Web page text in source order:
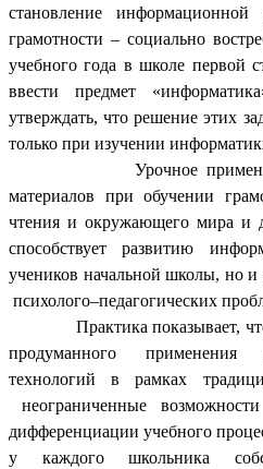
становление
грамотности – социально
учебного года в школе первой
ввести предмет
утверждать, что решение этих
только при изучении
Урочное применение
материалов при обучении
чтения и окружающего мира и
способствует развитию
учеников начальной школы, но и
психолого–педагогических
Практика показывает, что
продуманного
технологий в рамках
неограниченные
дифференциации учебного
у каждого школьника